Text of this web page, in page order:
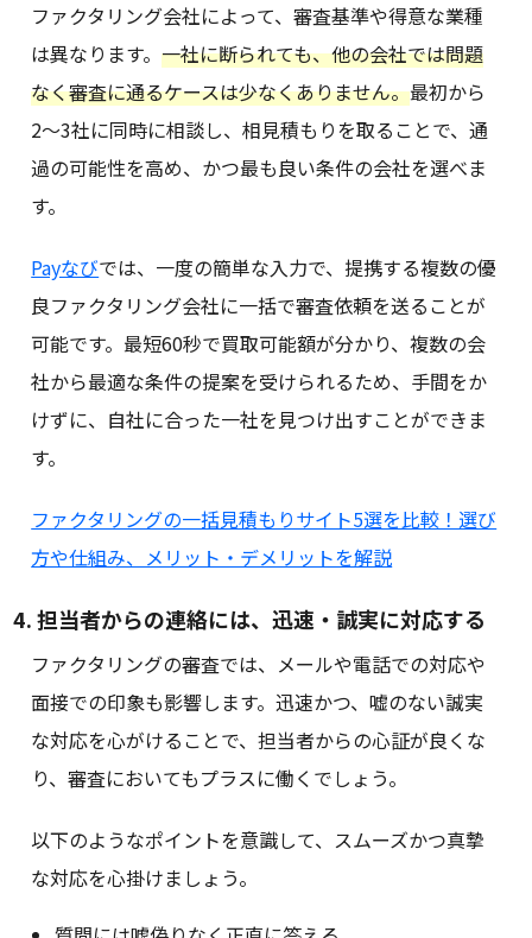
ファクタリング会社によって、審査基準や得意な業種
は異なります。一社に断られても、他の会社では問題
なく審査に通るケースは少なくありません。最初から
2〜3社に同時に相談し、相見積もりを取ることで、通
過の可能性を高め、かつ最も良い条件の会社を選べま
す。
Payなびでは、一度の簡単な入力で、提携する複数の優
良ファクタリング会社に一括で審査依頼を送ることが
可能です。最短60秒で買取可能額が分かり、複数の会
社から最適な条件の提案を受けられるため、手間をか
けずに、自社に合った一社を見つけ出すことができま
す。
ファクタリングの一括見積もりサイト5選を比較！選び
方や仕組み、メリット・デメリットを解説
4. 担当者からの連絡には、迅速・誠実に対応する
ファクタリングの審査では、メールや電話での対応や
面接での印象も影響します。迅速かつ、嘘のない誠実
な対応を心がけることで、担当者からの心証が良くな
り、審査においてもプラスに働くでしょう。
以下のようなポイントを意識して、スムーズかつ真摯
な対応を心掛けましょう。